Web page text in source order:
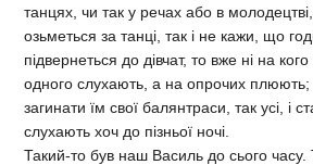
танцях, чи так у речах або в
озьметься за танцi, так i не кажи, що
пiдвернеться до дiвчат, то вже нi на
одного слухають, а на опрочих
загинати їм свої балянтраси, так усi, i
слухають хоч до пiзньої ночi.
Такий-то був наш Василь до сього